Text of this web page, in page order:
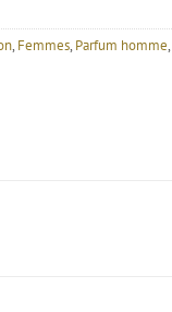
, Femmes, Parfum homme,